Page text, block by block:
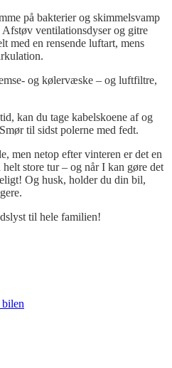
på bakterier og skimmelsvamp
Afstøv ventilationsdyser og gitre
med en rensende luftart, mens
og kølervæske – og luftfiltre,
kan du tage kabelskoene af og
til sidst polerne med fedt.
men netop efter vinteren er det en
store tur – og når I kan gøre det
Og husk, holder du din bil,
til hele familien!